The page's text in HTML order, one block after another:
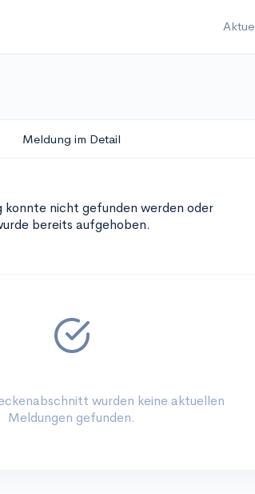
Meldung im Detail
konnte nicht gefunden werden oder
bereits aufgehoben.
wurden keine aktuellen
Meldungen gefunden.